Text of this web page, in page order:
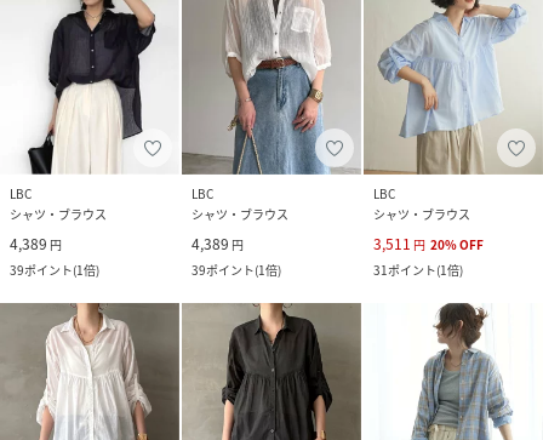
LBC
シャツ・ブラウス
4,389 円
39ポイント(1倍)
LBC
シャツ・ブラウス
4,389 円
39ポイント(1倍)
LBC
シャツ・ブラウス
3,511 円 20%OFF
31ポイント(1倍)